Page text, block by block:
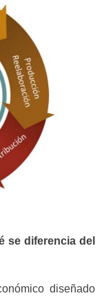
se diferencia del
diseñado